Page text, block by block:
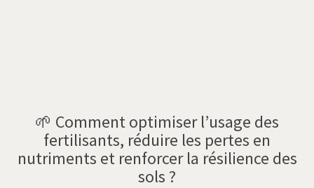
🌱 Comment optimiser l’usage des
fertilisants, réduire les pertes en
nutriments et renforcer la résilience des
sols ?